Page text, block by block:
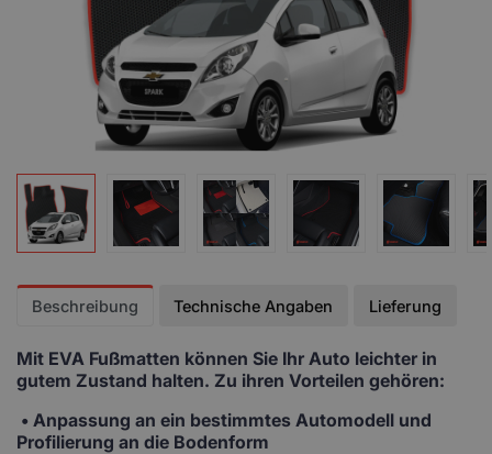
Beschreibung Technische Angaben Lieferung
Mit EVA Fußmatten können Sie Ihr Auto leichter in
gutem Zustand halten. Zu ihren Vorteilen gehören:
• Anpassung an ein bestimmtes Automodell und
Profilierung an die Bodenform